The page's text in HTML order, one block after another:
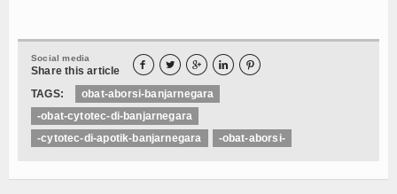
Social media
Share this article     
TAGS:
obat-aborsi-banjarnegara
-obat-cytotec-di-banjarnegara
-cytotec-di-apotik-banjarnegara
-obat-aborsi-